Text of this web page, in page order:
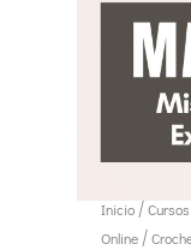
Inicio /
Online /